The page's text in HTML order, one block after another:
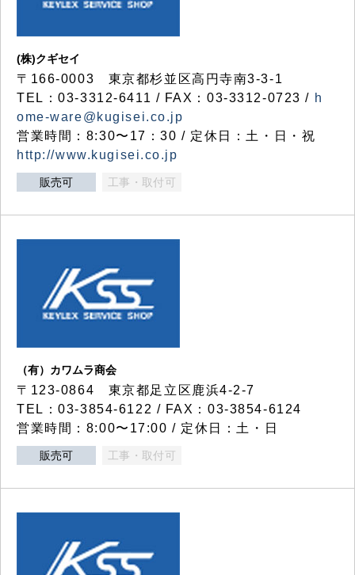
(株)クギセイ
〒166-0003 東京都杉並区高円寺南3-3-1
TEL：03-3312-6411 / FAX：03-3312-0723 / h
ome-ware@kugisei.co.jp
営業時間：8:30〜17：30 / 定休日：土・日・祝
http://www.kugisei.co.jp
販売可 工事・取付可
（有）カワムラ商会
〒123-0864 東京都足立区鹿浜4-2-7
TEL：03-3854-6122 / FAX：03-3854-6124
営業時間：8:00〜17:00 / 定休日：土・日
販売可 工事・取付可